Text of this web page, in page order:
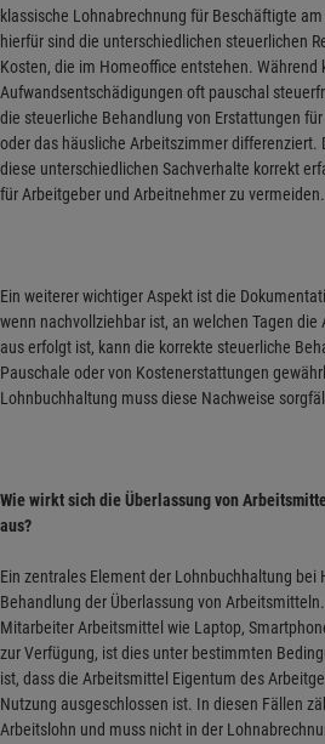
klassische Lohnabrechnung für Beschäftigte
hierfür sind die unterschiedlichen steuerlichen
Kosten, die im Homeoffice entstehen. Während
Aufwandsentschädigungen oft pauschal
die steuerliche Behandlung von Erstattungen
oder das häusliche Arbeitszimmer differenziert.
diese unterschiedlichen Sachverhalte korrekt
für Arbeitgeber und Arbeitnehmer zu vermeiden.
Ein weiterer wichtiger Aspekt ist die
wenn nachvollziehbar ist, an welchen Tagen
aus erfolgt ist, kann die korrekte steuerliche
Pauschale oder von Kostenerstattungen
Lohnbuchhaltung muss diese Nachweise
Wie wirkt sich die Überlassung von
aus?
Ein zentrales Element der Lohnbuchhaltung bei
Behandlung der Überlassung von
Mitarbeiter Arbeitsmittel wie Laptop,
zur Verfügung, ist dies unter bestimmten
ist, dass die Arbeitsmittel Eigentum des
Nutzung ausgeschlossen ist. In diesen Fällen
Arbeitslohn und muss nicht in der